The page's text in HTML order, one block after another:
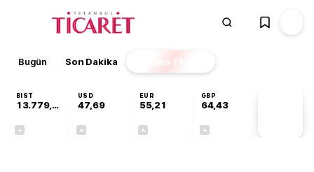
Bugün Son Dakika Finans EKSTRA
BIST
13.779,39
USD
47,69
EUR
55,21
GBP
64,43